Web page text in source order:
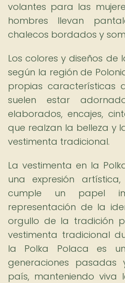
volantes para las
hombres llevan
chalecos bordados y
Los colores y diseños de
según la región de
propias características
suelen estar
elaborados, encajes,
que realzan la belleza y
vestimenta tradicional.
La vestimenta en la
una expresión
cumple un papel
representación de la
orgullo de la tradición
vestimenta tradicional
la Polka Polaca es
generaciones
país, manteniendo viva